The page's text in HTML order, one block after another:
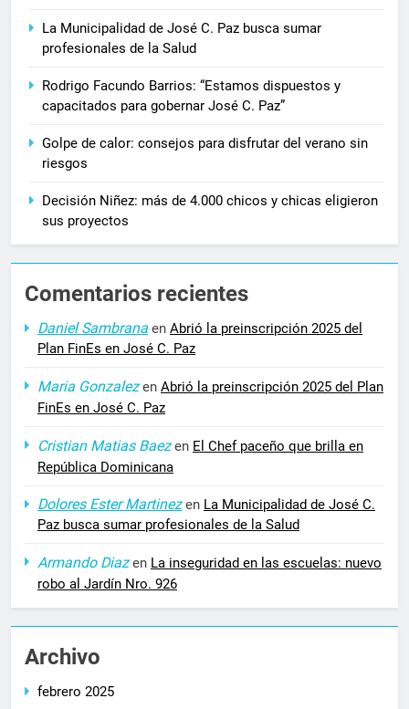
La Municipalidad de José C. Paz busca sumar
profesionales de la Salud
Rodrigo Facundo Barrios: “Estamos dispuestos y
capacitados para gobernar José C. Paz”
Golpe de calor: consejos para disfrutar del verano sin
riesgos
Decisión Niñez: más de 4.000 chicos y chicas eligieron
sus proyectos
Comentarios recientes
Daniel Sambrana en Abrió la preinscripción 2025 del
Plan FinEs en José C. Paz
Maria Gonzalezen Abrió la preinscripción 2025 del Plan
FinEs en José C. Paz
Cristian Matias Baezen El Chef paceño que brilla en
República Dominicana
Dolores Ester Martinezen La Municipalidad de José C.
Paz busca sumar profesionales de la Salud
Armando Diazen La inseguridad en las escuelas: nuevo
robo al Jardín Nro. 926
Archivo
febrero 2025